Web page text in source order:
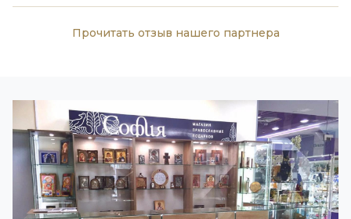
Прочитать отзыв нашего партнера